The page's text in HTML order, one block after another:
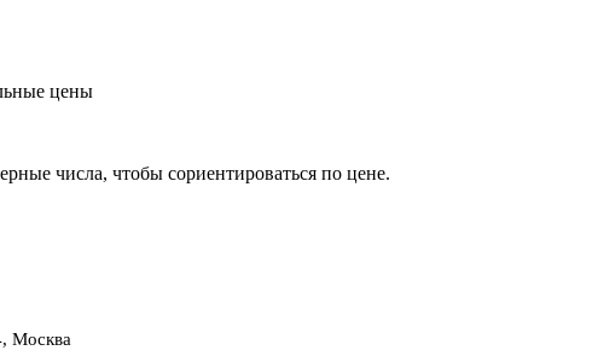
цены
числа, чтобы сориентироваться по цене.
Москва